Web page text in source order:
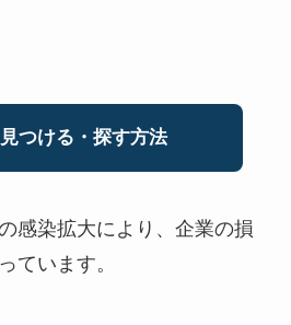
つける・探す方法
感染拡大により、企業の損
ています。